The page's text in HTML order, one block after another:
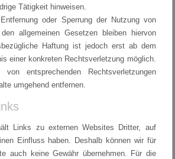
Tätigkeit hinweisen.
oder Sperrung der Nutzung von
den allgemeinen Gesetzen bleiben hiervon
Haftung ist jedoch erst ab dem
einer konkreten Rechtsverletzung möglich.
von entsprechenden Rechtsverletzungen
umgehend entfernen.
Links zu externen Websites Dritter, auf
Einfluss haben. Deshalb können wir für
auch keine Gewähr übernehmen. Für die